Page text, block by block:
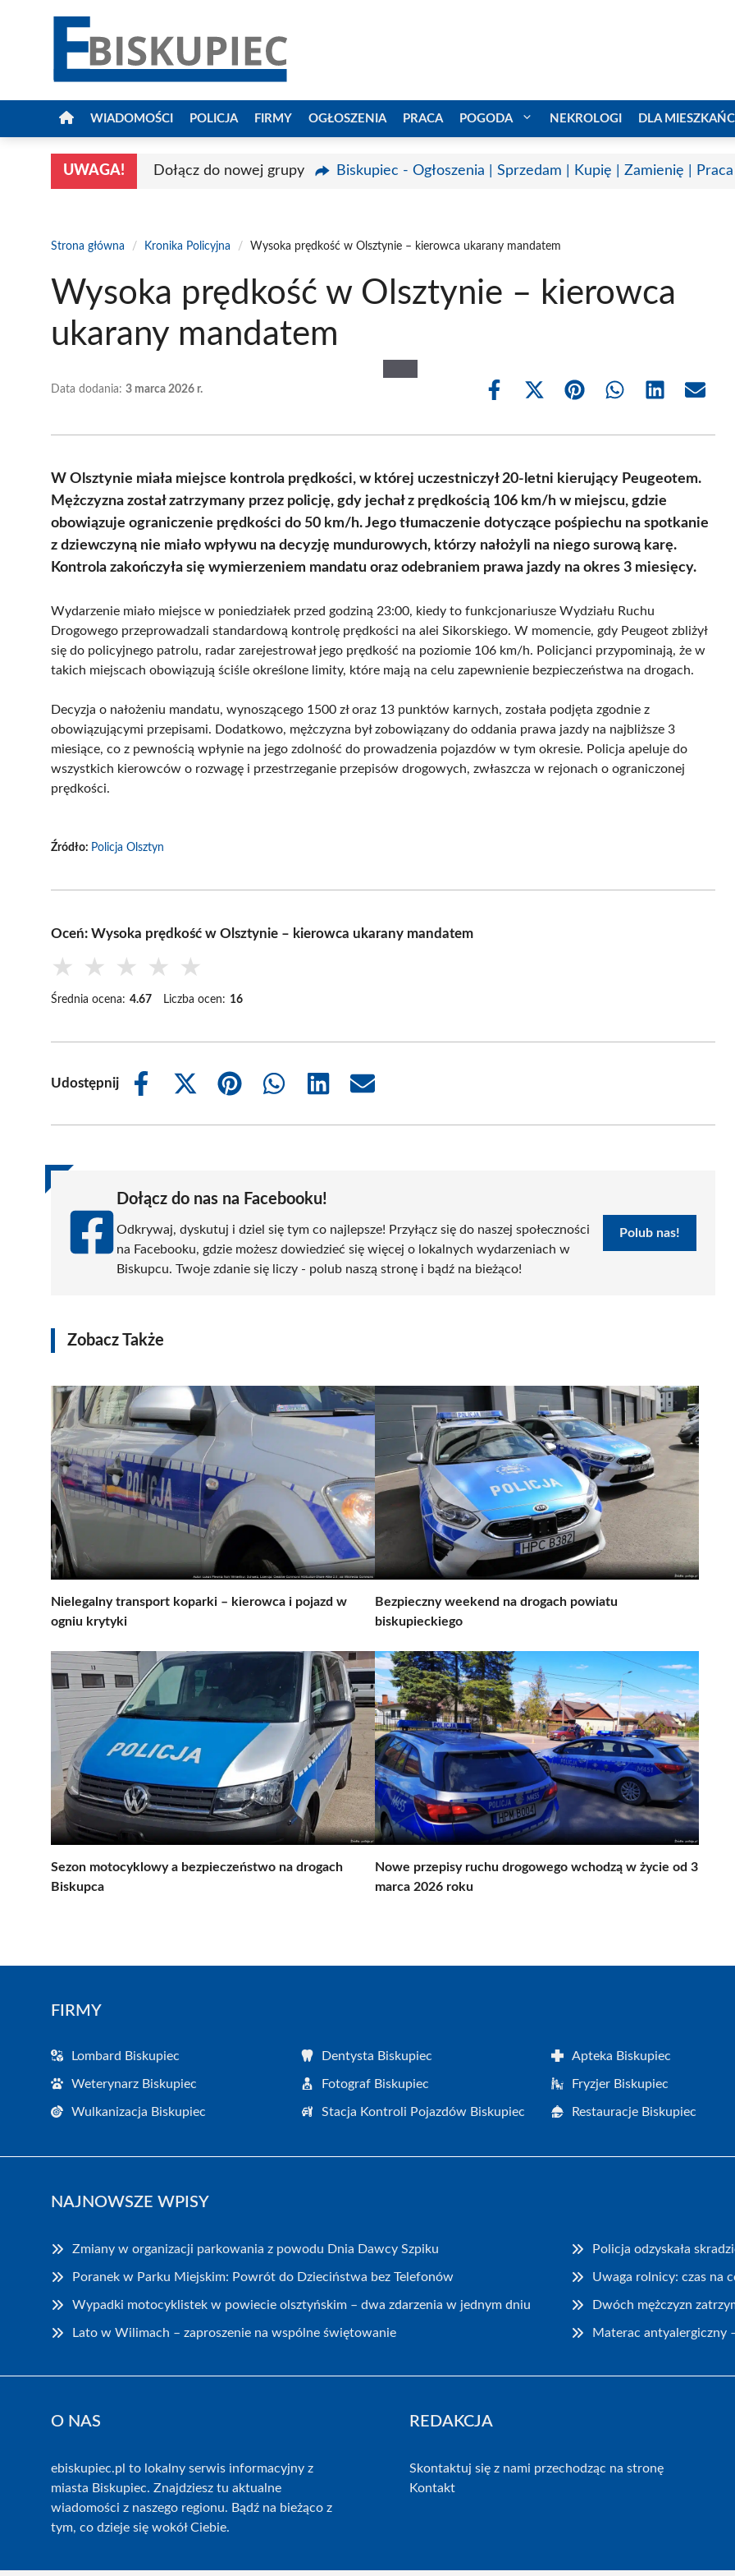
WIADOMOŚCI POLICJA FIRMY OGŁOSZENIA PRACA POGODA NEKROLOGI DLA
UWAGA! Dołącz do nowej grupy Biskupiec - Ogłoszenia | Sprzedam | Kupię | Zamienię | Praca
Strona główna / Kronika Policyjna / Wysoka prędkość w Olsztynie – kierowca ukarany mandatem
Wysoka prędkość w Olsztynie – kierowca
ukarany mandatem
Data dodania: 3 marca 2026 r.
Share
Share
(Twitter)
Share Share Share Share
W Olsztynie miała miejsce kontrola prędkości, w której uczestniczył 20-letni kierujący Peugeotem.
Mężczyzna został zatrzymany przez policję, gdy jechał z prędkością 106 km/h w miejscu, gdzie
obowiązuje ograniczenie prędkości do 50 km/h. Jego tłumaczenie dotyczące pośpiechu na spotkanie
z dziewczyną nie miało wpływu na decyzję mundurowych, którzy nałożyli na niego surową karę.
Kontrola zakończyła się wymierzeniem mandatu oraz odebraniem prawa jazdy na okres 3 miesięcy.
Wydarzenie miało miejsce w poniedziałek przed godziną 23:00, kiedy to funkcjonariusze Wydziału Ruchu
Drogowego przeprowadzali standardową kontrolę prędkości na alei Sikorskiego. W momencie, gdy Peugeot zbliżył
się do policyjnego patrolu, radar zarejestrował jego prędkość na poziomie 106 km/h. Policjanci przypominają, że w
takich miejscach obowiązują ściśle określone limity, które mają na celu zapewnienie bezpieczeństwa na drogach.
Decyzja o nałożeniu mandatu, wynoszącego 1500 zł oraz 13 punktów karnych, została podjęta zgodnie z
obowiązującymi przepisami. Dodatkowo, mężczyzna był zobowiązany do oddania prawa jazdy na najbliższe 3
miesiące, co z pewnością wpłynie na jego zdolność do prowadzenia pojazdów w tym okresie. Policja apeluje do
wszystkich kierowców o rozwagę i przestrzeganie przepisów drogowych, zwłaszcza w rejonach o ograniczonej
prędkości.
Źródło: Policja Olsztyn
Oceń: Wysoka prędkość w Olsztynie – kierowca ukarany mandatem
★ ★ ★ ★ ★
Średnia ocena: 4.67 Liczba ocen: 16
Udostępnij
Share
Share
(Twitter)
Share
Share
Share
Share
Dołącz do nas na Facebooku!
Odkrywaj, dyskutuj i dziel się tym co najlepsze! Przyłącz się do naszej społeczności
na Facebooku, gdzie możesz dowiedzieć się więcej o lokalnych wydarzeniach w
Biskupcu. Twoje zdanie się liczy - polub naszą stronę i bądź na bieżąco!
Polub nas!
Zobacz Także
Nielegalny transport koparki – kierowca i pojazd w
ogniu krytyki
Bezpieczny weekend na drogach powiatu
biskupieckiego
Sezon motocyklowy a bezpieczeństwo na drogach
Biskupca
Nowe przepisy ruchu drogowego wchodzą w życie od 3
marca 2026 roku
FIRMY
Lombard Biskupiec Dentysta Biskupiec Apteka Biskupiec
Weterynarz Biskupiec Fotograf Biskupiec Fryzjer Biskupiec
Wulkanizacja Biskupiec Stacja Kontroli Pojazdów Biskupiec Restauracje Biskupiec
NAJNOWSZE WPISY
Zmiany w organizacji parkowania z powodu Dnia Dawcy Szpiku Policja odzyskała
Poranek w Parku Miejskim: Powrót do Dzieciństwa bez Telefonów Uwaga rolnicy: czas na
Wypadki motocyklistek w powiecie olsztyńskim – dwa zdarzenia w jednym dniu Dwóch mężczyzn
Lato w Wilimach – zaproszenie na wspólne świętowanie Materac antyalergiczny
O NAS
ebiskupiec.pl to lokalny serwis informacyjny z
miasta Biskupiec. Znajdziesz tu aktualne
wiadomości z naszego regionu. Bądź na bieżąco z
tym, co dzieje się wokół Ciebie.
REDAKCJA
Skontaktuj się z nami przechodząc na stronę
Kontakt